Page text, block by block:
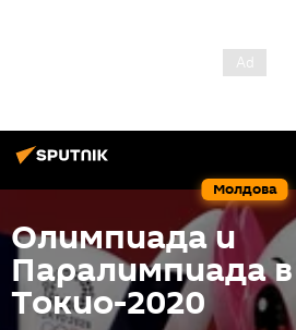
Молдова
Олимпиада и
Паралимпиада в
Токио-2020